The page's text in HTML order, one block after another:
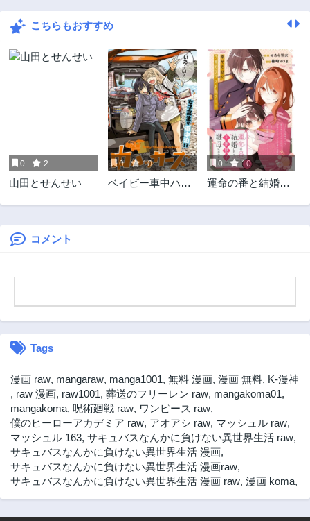
第10話
第8話 第7話
3年前
第5話
3年前
第3話
3年前
第2話
3年前
第1話
3年前
こちらもおすすめ
0 2
山田とせんせい
0 10
ベイビー車中ハッ
0 10
運命の番と結婚し
コメント
Tags
漫画 raw, mangaraw, manga1001, 無料 漫画, 漫画 無料, K-漫神
, raw 漫画, raw1001, 葬送のフリーレン raw, mangakoma01,
mangakoma, 呪術廻戦 raw, ワンピース raw,
僕のヒーローアカデミア raw, アオアシ raw, マッシュル raw,
マッシュル 163, サキュバスなんかに負けない異世界生活 raw,
サキュバスなんかに負けない異世界生活 漫画,
サキュバスなんかに負けない異世界生活 漫画raw,
サキュバスなんかに負けない異世界生活 漫画 raw, 漫画 koma,